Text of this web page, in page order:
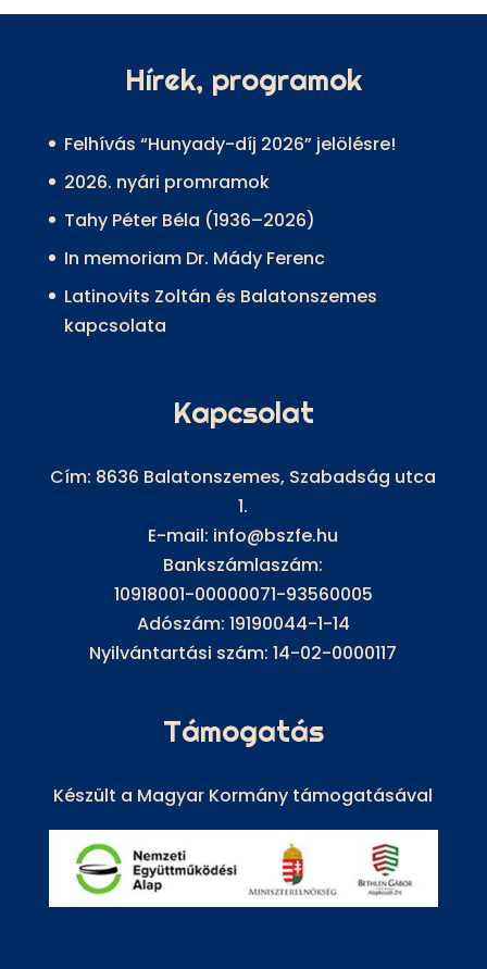
Hírek, programok
Felhívás “Hunyady-díj 2026” jelölésre!
2026. nyári promramok
Tahy Péter Béla (1936–2026)
In memoriam Dr. Mády Ferenc
Latinovits Zoltán és Balatonszemes
kapcsolata
Kapcsolat
Cím: 8636 Balatonszemes, Szabadság utca
1.
E-mail: info@bszfe.hu
Bankszámlaszám:
10918001-00000071-93560005
Adószám: 19190044-1-14
Nyilvántartási szám: 14-02-0000117
Támogatás
Készült a Magyar Kormány támogatásával